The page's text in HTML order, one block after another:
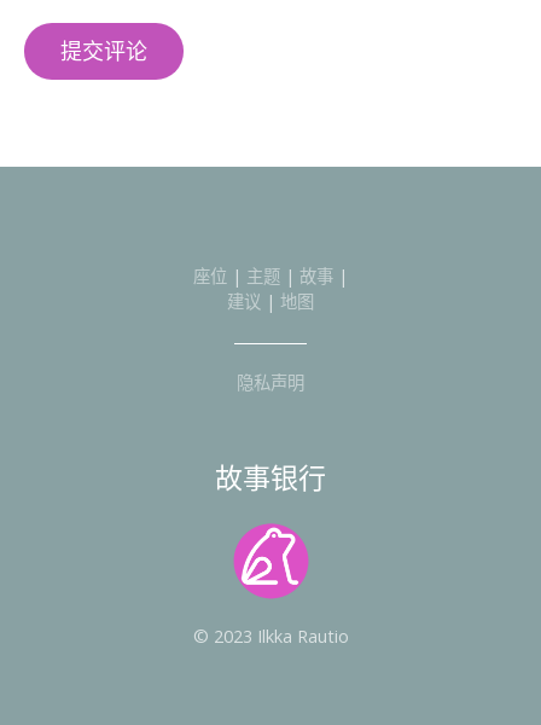
座位 | 主题 | 故事 |
建议 | 地图
隐私声明
故事银行
© 2023 Ilkka Rautio